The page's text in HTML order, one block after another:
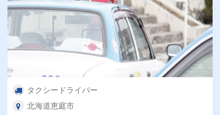
タクシードライバー
北海道恵庭市